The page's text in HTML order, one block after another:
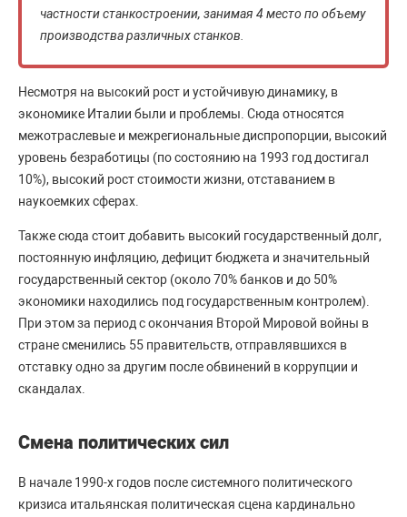
частности станкостроении, занимая 4 место по объему
производства различных станков.
Несмотря на высокий рост и устойчивую динамику, в
экономике Италии были и проблемы. Сюда относятся
межотраслевые и межрегиональные диспропорции, высокий
уровень безработицы (по состоянию на 1993 год достигал
10%), высокий рост стоимости жизни, отставанием в
наукоемких сферах.
Также сюда стоит добавить высокий государственный долг,
постоянную инфляцию, дефицит бюджета и значительный
государственный сектор (около 70% банков и до 50%
экономики находились под государственным контролем).
При этом за период с окончания Второй Мировой войны в
стране сменились 55 правительств, отправлявшихся в
отставку одно за другим после обвинений в коррупции и
скандалах.
Смена политических сил
В начале 1990-х годов после системного политического
кризиса итальянская политическая сцена кардинально